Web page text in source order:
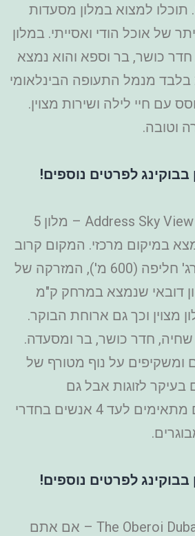
תוכלו למצוא במלון מסעדות
של אוכל הודי ואסייתי. במלון
חדר כושר, בר וספא והוא נמצא
של 16 ק"מ בלבד מנמל התעופה הבינלאומי
עם חיי לילה ושירות מצוין.
וטובה.
בבוקינג לפרטים נוספים!
מלון אדרס סקיי וויו Address Sky View – מלון 5
במיקום מרכזי. המקום קרוב
לאטרקציות כמו בורג' חליפה (600 מ'), המזרקה של
מ') וקניון דובאי שנמצא במרחק ק"מ
מצוין וכך גם ארוחת הבוקר.
שחיה, חדר כושר, בר ומסעדה.
ומשקיפים על נוף מטורף של
בעיקר לזוגות אבל גם
למשפחות. החדרים מתאימים לעד 4 אנשים בחדרי
בבוקינג לפרטים נוספים!
מלון אוברוי דובאי The Oberoi Dubai – אם אתם